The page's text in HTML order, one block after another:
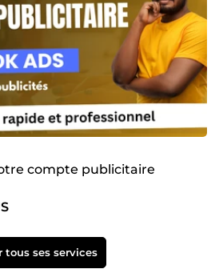
compte publicitaire
tous ses services